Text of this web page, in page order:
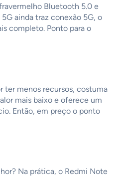
Bluetooth 5.0 e
ainda traz conexão 5G, o
completo. Ponto para o
ter menos recursos, costuma
mais baixo e oferece um
Então, em preço o ponto
Na prática, o Redmi Note